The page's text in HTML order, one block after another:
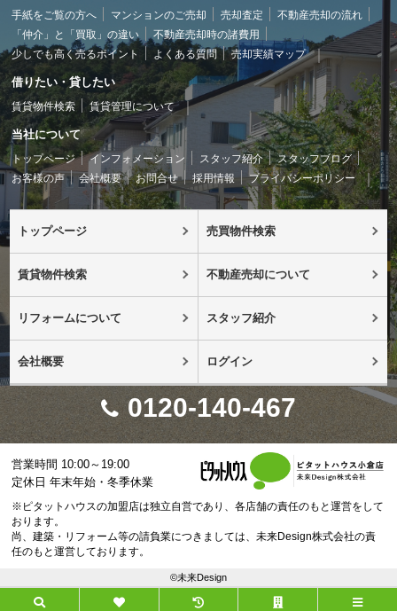
手紙をご覧の方へ マンションのご売却 売却査定
不動産売却の流れ
「仲介」と「買取」の違い
不動産売却時の諸費用
少しでも高く売るポイント
よくある質問 売却実績マップ
借りたい・貸したい
賃貸物件検索 賃貸管理について
当社について
トップページ インフォメーション スタッフ紹介
スタッフブログ
お客様の声
会社概要 お問合せ 採用情報 プライバシーポリシー
トップページ 売買物件検索
賃貸物件検索 不動産売却について
リフォームについて スタッフ紹介
会社概要 ログイン
0120-140-467
営業時間 10:00～19:00
定休日 年末年始・冬季休業
※ピタットハウスの加盟店は独立自営であり、各店舗の責任のもと運営をして
おります。
尚、建築・リフォーム等の請負業につきましては、未来Design株式会社の責
任のもと運営しております。
©未来Design